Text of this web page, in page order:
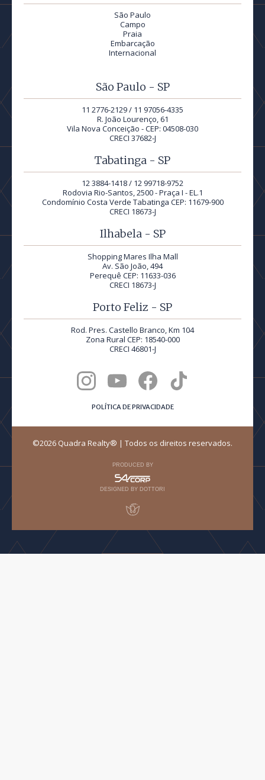
São Paulo
Campo
Praia
Embarcação
Internacional
São Paulo - SP
11 2776-2129 / 11 97056-4335
R. João Lourenço, 61
Vila Nova Conceição - CEP: 04508-030
CRECI 37682-J
Tabatinga - SP
12 3884-1418 / 12 99718-9752
Rodovia Rio-Santos, 2500 - Praça I - EL.1
Condomínio Costa Verde Tabatinga CEP: 11679-900
CRECI 18673-J
Ilhabela - SP
Shopping Mares Ilha Mall
Av. São João, 494
Perequê CEP: 11633-036
CRECI 18673-J
Porto Feliz - SP
Rod. Pres. Castello Branco, Km 104
Zona Rural CEP: 18540-000
CRECI 46801-J
POLÍTICA DE PRIVACIDADE
©2026 Quadra Realty® | Todos os direitos reservados.
PRODUCED BY
DESIGNED BY DOTTORI